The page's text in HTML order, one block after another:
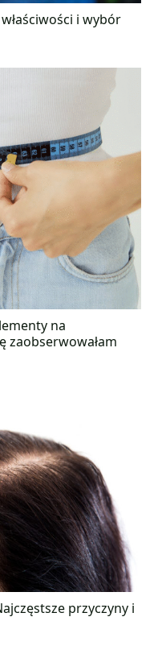
i wybór
na
zaobserwowałam
przyczyny i